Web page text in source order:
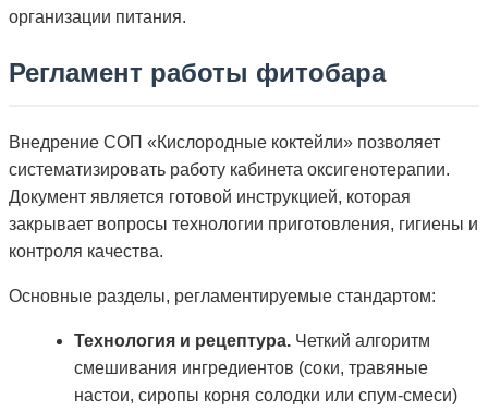
организации питания.
Регламент работы фитобара
Внедрение СОП «Кислородные коктейли» позволяет
систематизировать работу кабинета оксигенотерапии.
Документ является готовой инструкцией, которая
закрывает вопросы технологии приготовления, гигиены и
контроля качества.
Основные разделы, регламентируемые стандартом:
Технология и рецептура. Четкий алгоритм
смешивания ингредиентов (соки, травяные
настои, сиропы корня солодки или спум-смеси)